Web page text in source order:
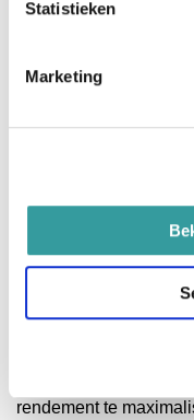
Statistieken
Marketing stabiele
Het beheren van een
en het screenen van
rendement te